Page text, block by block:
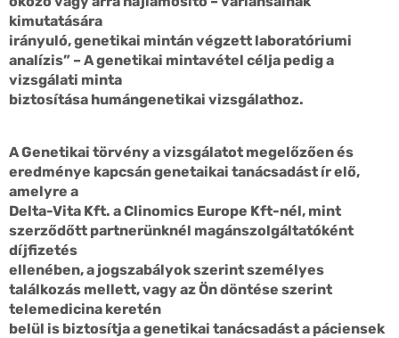
kimutatására
irányuló, genetikai mintán végzett laboratóriumi
analízis” – A genetikai mintavétel célja pedig a
vizsgálati minta
biztosítása humángenetikai vizsgálathoz.
A Genetikai törvény a vizsgálatot megelőzően és
eredménye kapcsán genetaikai tanácsadást ír elő,
amelyre a
Delta-Vita Kft. a Clinomics Europe Kft-nél, mint
szerződőtt partnerünknél magánszolgáltatóként
díjfizetés
ellenében, a jogszabályok szerint személyes
találkozás mellett, vagy az Ön döntése szerint
telemedicina keretén
belül is biztosítja a genetikai tanácsadást a páciensek